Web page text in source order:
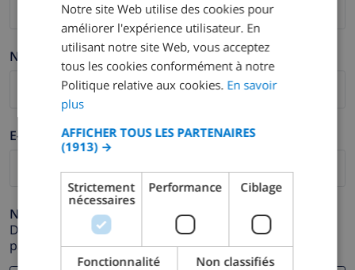
Nom de famille *
E-mail *
Numéro de téléphone *
Dans le cas où votre adresse e-mail ne fonctionnerait
pas correctement.
DUTCH
SPANISH
GERMAN
DANISH
Notre site Web utilise des cookies pour
améliorer l'expérience utilisateur. En
utilisant notre site Web, vous acceptez
tous les cookies conformément à notre
Politique relative aux cookies. En savoir
plus
AFFICHER TOUS LES PARTENAIRES
(1913) →
Strictement
nécessaires
Performance Ciblage
Fonctionnalité Non classifiés